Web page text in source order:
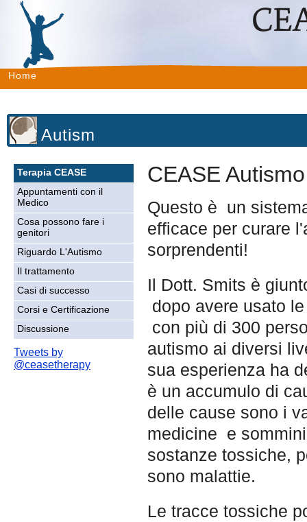
Home
Autism
Terapia CEASE
Appuntamenti con il
Medico
Cosa possono fare i
genitori
Riguardo L'Autismo
Il trattamento
Casi di successo
Corsi e Certificazione
Discussione
Tweets by
@ceasetherapy
CEASE Autismo
Questo è un
efficace per curare
sorprendenti!
Il Dott. Smits è
dopo avere usato
con più di 300
autismo ai diversi
sua esperienza ha
è un accumulo di
delle cause sono i
medicine e
sostanze tossiche,
sono malattie.
Le tracce tossiche